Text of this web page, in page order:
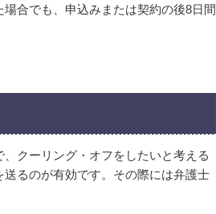
合でも、申込みまたは契約の後8日間
クーリング・オフをしたいと考える
るのが有効です。その際には弁護士